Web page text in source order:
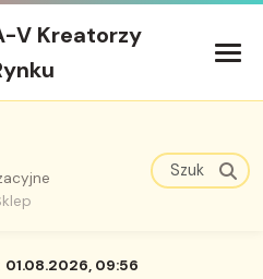
V Kreatorzy
01.08.2026, 09:56